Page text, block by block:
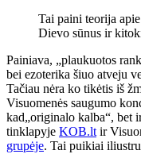
Tai paini teorija
Dievo sūnus ir
Painiava, „plaukuotos
bei ezoterika šiuo atveju
Tačiau nėra ko tikėtis iš
Visuomenės saugumo
kad„originalo kalba“, bet
tinklapyje KOB.lt ir
grupėje. Tai puikiai